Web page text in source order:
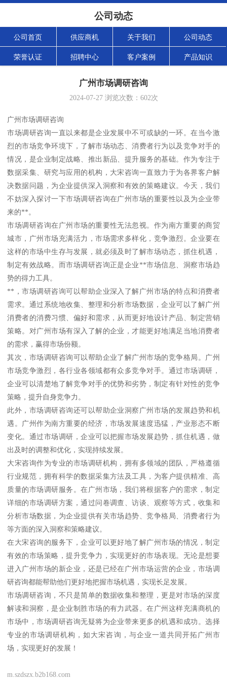
公司动态
公司首页 供应商机 关于我们 公司动态
荣誉认证 招聘中心 客户案例 产品知识
广州市场调研咨询
2024-07-27浏览次数： 602次
广州市场调研咨询
市场调研咨询一直以来都是企业发展中不可或缺的一环。在当今激
烈的市场竞争环境下，了解市场动态、消费者行为以及竞争对手的
情况，是企业制定战略、推出新品、提升服务的基础。作为专注于
数据采集、研究与应用的机构，大宋咨询一直致力于为各界客户解
决数据问题，为企业提供深入洞察和有效的策略建议。今天，我们
不妨深入探讨一下市场调研咨询在广州市场的重要性以及为企业带
来的**。
市场调研咨询在广州市场的重要性无法忽视。作为南方重要的商贸
城市，广州市场充满活力，市场需求多样化，竞争激烈。企业要在
这样的市场中生存与发展，就必须及时了解市场动态，抓住机遇，
制定有效战略。而市场调研咨询正是企业**市场信息、洞察市场趋
势的得力工具。
**，市场调研咨询可以帮助企业深入了解广州市场的特点和消费者
需求。通过系统地收集、整理和分析市场数据，企业可以了解广州
消费者的消费习惯、偏好和需求，从而更好地设计产品、制定营销
策略。对广州市场有深入了解的企业，才能更好地满足当地消费者
的需求，赢得市场份额。
其次，市场调研咨询可以帮助企业了解广州市场的竞争格局。广州
市场竞争激烈，各行业各领域都有众多竞争对手。通过市场调研，
企业可以清楚地了解竞争对手的优势和劣势，制定有针对性的竞争
策略，提升自身竞争力。
此外，市场调研咨询还可以帮助企业洞察广州市场的发展趋势和机
遇。广州作为南方重要的经济，市场发展速度迅猛，产业形态不断
变化。通过市场调研，企业可以把握市场发展趋势，抓住机遇，做
出及时的调整和优化，实现持续发展。
大宋咨询作为专业的市场调研机构，拥有多领域的团队，严格遵循
行业规范，拥有科学的数据采集方法及工具，为客户提供精准、高
质量的市场调研服务。在广州市场，我们将根据客户的需求，制定
详细的市场调研方案，通过问卷调查、访谈、观察等方式，收集和
分析市场数据，为企业提供有关市场趋势、竞争格局、消费者行为
等方面的深入洞察和策略建议。
在大宋咨询的服务下，企业可以更好地了解广州市场的情况，制定
有效的市场策略，提升竞争力，实现更好的市场表现。无论是想要
进入广州市场的新企业，还是已经在广州市场运营的企业，市场调
研咨询都能帮助他们更好地把握市场机遇，实现长足发展。
市场调研咨询，不只是简单的数据收集和整理，更是对市场的深度
解读和洞察，是企业制胜市场的有力武器。在广州这样充满商机的
市场中，市场调研咨询无疑将为企业带来更多的机遇和成功。选择
专业的市场调研机构，如大宋咨询，与企业一道共同开拓广州市
场，实现更好的发展！
m.szdszx.b2b168.com